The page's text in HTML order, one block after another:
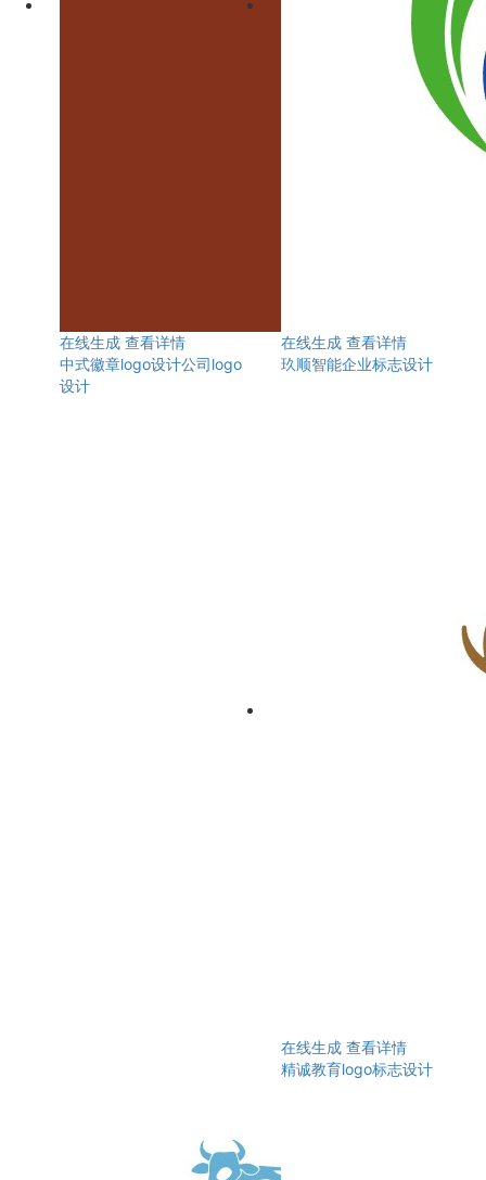
在线生成 查看详情
中式徽章logo设计公司logo
设计
在线生成 查看详情
玖顺智能企业标志设计
在线生成 查看详情
精诚教育logo标志设计